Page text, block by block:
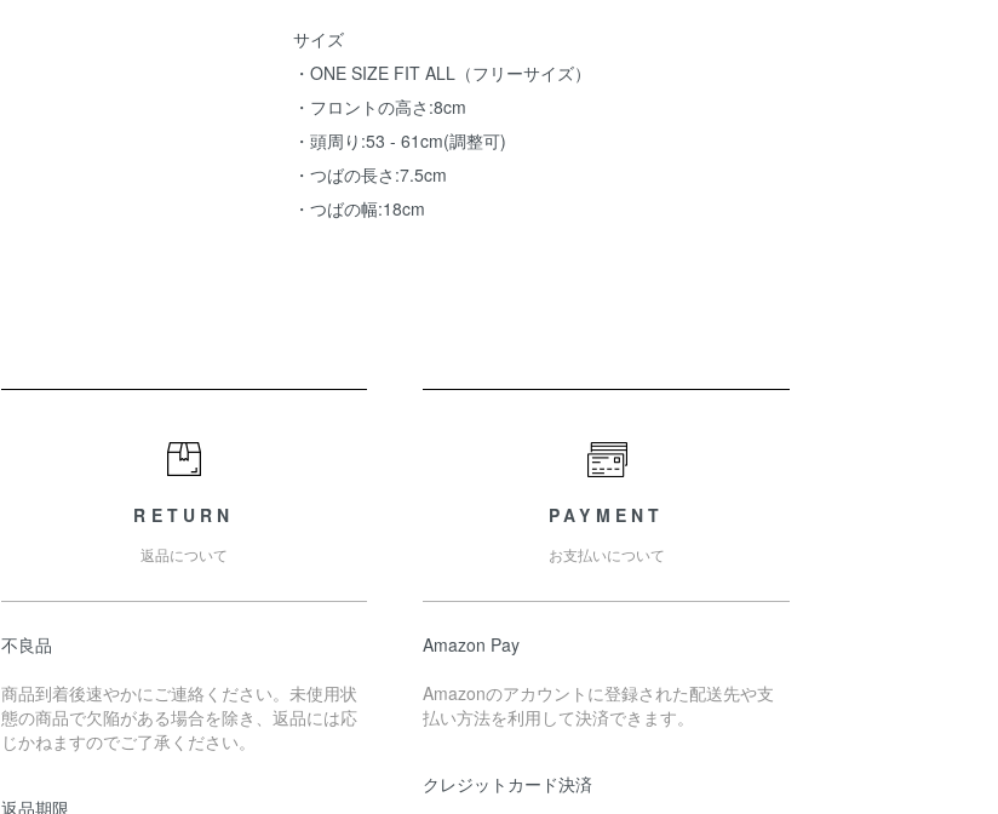
サイズ
・ONE SIZE FIT ALL（フリーサイズ）
・フロントの高さ:8cm
・頭周り:53 - 61cm(調整可)
・つばの長さ:7.5cm
・つばの幅:18cm
RETURN
返品について
不良品
商品到着後速やかにご連絡ください。未使用状
態の商品で欠陥がある場合を除き、返品には応
じかねますのでご了承ください。
返品期限
PAYMENT
お支払いについて
Amazon Pay
Amazonのアカウントに登録された配送先や支
払い方法を利用して決済できます。
クレジットカード決済